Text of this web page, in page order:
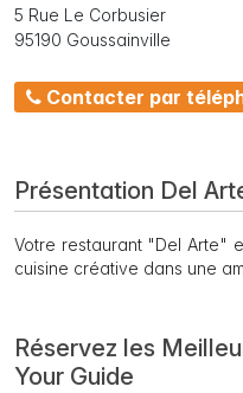
5 Rue Le Corbusier
95190 Goussainville
Contacter par
Présentation Del
Votre restaurant "Del Arte"
cuisine créative dans une
Réservez les
Your Guide